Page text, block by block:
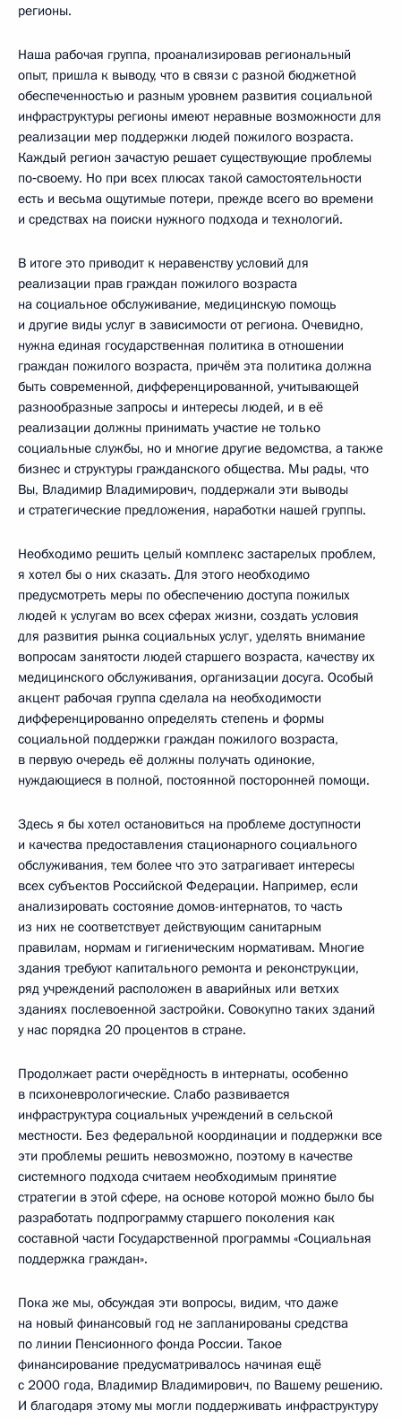
регионы.
Наша рабочая группа, проанализировав региональный
опыт, пришла к выводу, что в связи с разной бюджетной
обеспеченностью и разным уровнем развития социальной
инфраструктуры регионы имеют неравные возможности для
реализации мер поддержки людей пожилого возраста.
Каждый регион зачастую решает существующие проблемы
по‑своему. Но при всех плюсах такой самостоятельности
есть и весьма ощутимые потери, прежде всего во времени
и средствах на поиски нужного подхода и технологий.
В итоге это приводит к неравенству условий для
реализации прав граждан пожилого возраста
на социальное обслуживание, медицинскую помощь
и другие виды услуг в зависимости от региона. Очевидно,
нужна единая государственная политика в отношении
граждан пожилого возраста, причём эта политика должна
быть современной, дифференцированной, учитывающей
разнообразные запросы и интересы людей, и в её
реализации должны принимать участие не только
социальные службы, но и многие другие ведомства, а также
бизнес и структуры гражданского общества. Мы рады, что
Вы, Владимир Владимирович, поддержали эти выводы
и стратегические предложения, наработки нашей группы.
Необходимо решить целый комплекс застарелых проблем,
я хотел бы о них сказать. Для этого необходимо
предусмотреть меры по обеспечению доступа пожилых
людей к услугам во всех сферах жизни, создать условия
для развития рынка социальных услуг, уделять внимание
вопросам занятости людей старшего возраста, качеству их
медицинского обслуживания, организации досуга. Особый
акцент рабочая группа сделала на необходимости
дифференцированно определять степень и формы
социальной поддержки граждан пожилого возраста,
в первую очередь её должны получать одинокие,
нуждающиеся в полной, постоянной посторонней помощи.
Здесь я бы хотел остановиться на проблеме доступности
и качества предоставления стационарного социального
обслуживания, тем более что это затрагивает интересы
всех субъектов Российской Федерации. Например, если
анализировать состояние домов-интернатов, то часть
из них не соответствует действующим санитарным
правилам, нормам и гигиеническим нормативам. Многие
здания требуют капитального ремонта и реконструкции,
ряд учреждений расположен в аварийных или ветхих
зданиях послевоенной застройки. Совокупно таких зданий
у нас порядка 20 процентов в стране.
Продолжает расти очерёдность в интернаты, особенно
в психоневрологические. Слабо развивается
инфраструктура социальных учреждений в сельской
местности. Без федеральной координации и поддержки все
эти проблемы решить невозможно, поэтому в качестве
системного подхода считаем необходимым принятие
стратегии в этой сфере, на основе которой можно было бы
разработать подпрограмму старшего поколения как
составной части Государственной программы «Социальная
поддержка граждан».
Пока же мы, обсуждая эти вопросы, видим, что даже
на новый финансовый год не запланированы средства
по линии Пенсионного фонда России. Такое
финансирование предусматривалось начиная ещё
с 2000 года, Владимир Владимирович, по Вашему решению.
И благодаря этому мы могли поддерживать инфраструктуру